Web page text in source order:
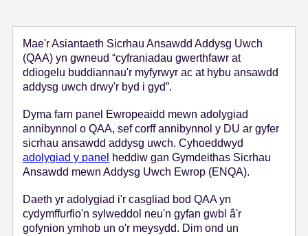
Mae'r Asiantaeth Sicrhau Ansawdd Addysg Uwch
(QAA) yn gwneud “cyfraniadau gwerthfawr at
ddiogelu buddiannau'r myfyrwyr ac at hybu ansawdd
addysg uwch drwy'r byd i gyd”.
Dyma farn panel Ewropeaidd mewn adolygiad
annibynnol o QAA, sef corff annibynnol y DU ar gyfer
sicrhau ansawdd addysg uwch. Cyhoeddwyd
adolygiad y panel heddiw gan Gymdeithas Sicrhau
Ansawdd mewn Addysg Uwch Ewrop (ENQA).
Daeth yr adolygiad i'r casgliad bod QAA yn
cydymffurfio'n sylweddol neu'n gyfan gwbl â'r
gofynion ymhob un o'r meysydd. Dim ond un